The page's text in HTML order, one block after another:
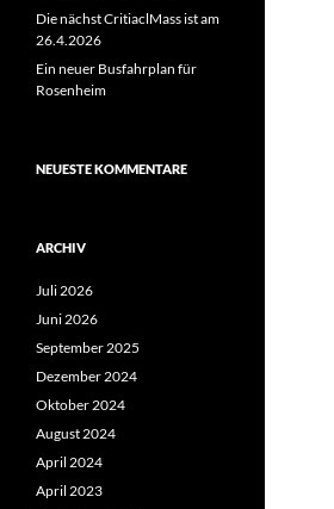
Die nächst CritiaclMass ist am
26.4.2026
Ein neuer Busfahrplan für
Rosenheim
NEUESTE KOMMENTARE
ARCHIV
Juli 2026
Juni 2026
September 2025
Dezember 2024
Oktober 2024
August 2024
April 2024
April 2023